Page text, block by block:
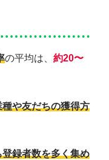
の平均は、 約20〜
種や友だちの獲得方
録者数を多く集め